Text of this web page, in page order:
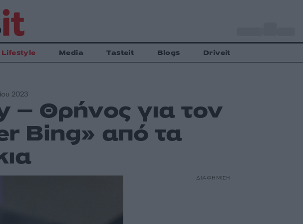
Lifestyle Media Tasteit Blogs Driveit
2023
Θρήνος για τον
Bing» από τα
ΔΙΑΦΗΜΙΣΗ